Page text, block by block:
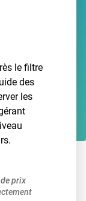
le filtre
des
les
prix